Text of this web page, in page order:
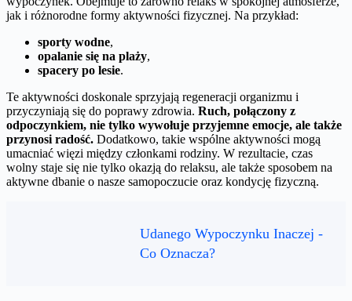
jak i różnorodne formy aktywności fizycznej. Na przykład:
sporty wodne,
opalanie się na plaży,
spacery po lesie.
Te aktywności doskonale sprzyjają regeneracji organizmu i
przyczyniają się do poprawy zdrowia. Ruch, połączony z
odpoczynkiem, nie tylko wywołuje przyjemne emocje, ale także
przynosi radość. Dodatkowo, takie wspólne aktywności mogą
umacniać więzi między członkami rodziny. W rezultacie, czas
wolny staje się nie tylko okazją do relaksu, ale także sposobem na
aktywne dbanie o nasze samopoczucie oraz kondycję fizyczną.
Udanego Wypoczynku Inaczej -
Co Oznacza?